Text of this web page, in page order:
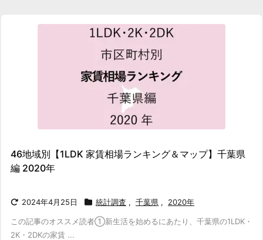
46地域別【1LDK 家賃相場ランキング＆マップ】千葉県
編 2020年
2024年4月25日 統計調査 , 千葉県 , 2020年
この記事のオススメ読者①新生活を始めるにあたり、千葉県の1LDK・
2K・2DKの家賃 ...